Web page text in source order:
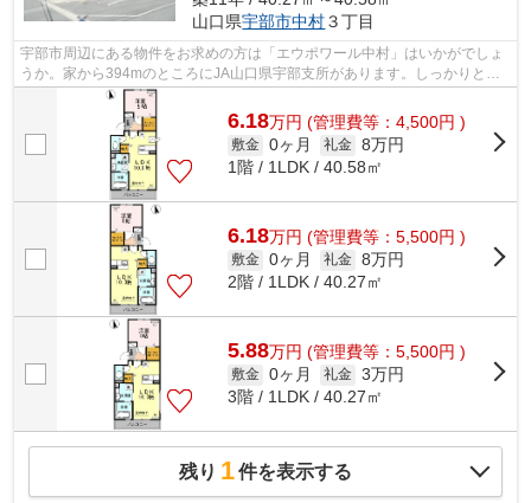
山口県宇部市中村３丁目
宇部市周辺にある物件をお求めの方は「エウポワール中村」はいかがでしょ
うか。家から394mのところにJA山口県宇部支所があります。しっかりとし
た造りが自慢の築8年のアパート。こちら...
6.18万円 (管理費等：4,500円 )
敷金 0ヶ月 礼金 8万円
1階 / 1LDK / 40.58㎡
6.18万円 (管理費等：5,500円 )
敷金 0ヶ月 礼金 8万円
2階 / 1LDK / 40.27㎡
5.88万円 (管理費等：5,500円 )
敷金 0ヶ月 礼金 3万円
3階 / 1LDK / 40.27㎡
残り 1件を表示する